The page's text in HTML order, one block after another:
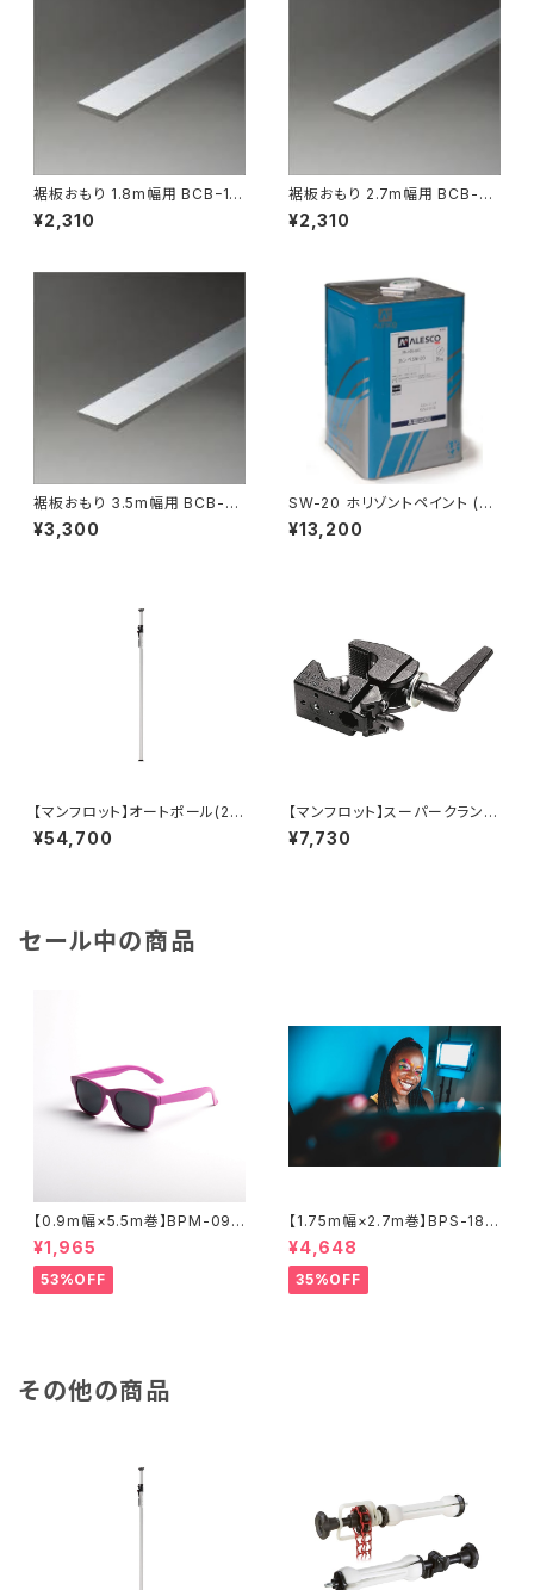
裾板おもり 1.8m幅用 BCBｰ18
20
¥2,310
裾板おもり 2.7m幅用 BCB-27
30
¥2,310
裾板おもり 3.5m幅用 BCB-3
035
¥3,300
SW-20 ホリゾントペイント (白)
20kg
¥13,200
【マンフロット】オートポール(2本
セット) 伸縮210㎝〜370㎝ 03
2
¥54,700
【マンフロット】スーパークランプ
035
¥7,730
セール中の商品
【0.9m幅×5.5m巻】BPM-095
5 全17色 スーペリア背景紙
¥1,965
53%OFF
【1.75m幅×2.7m巻】BPS-180
0 廃番色 スーペリア背景紙
¥4,648
35%OFF
その他の商品